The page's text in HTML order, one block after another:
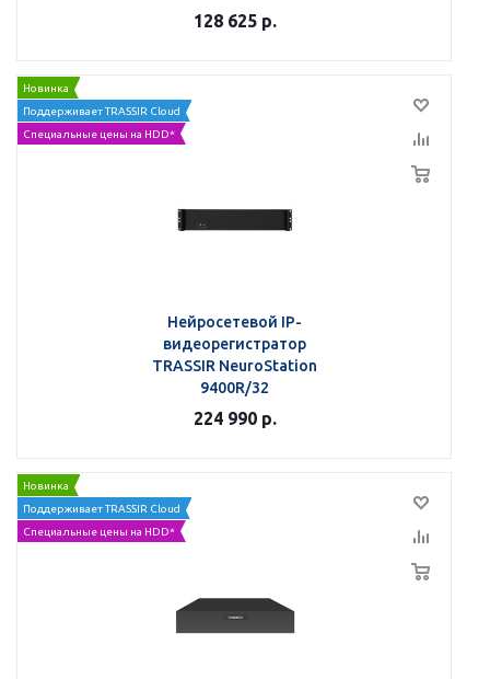
128 625р.
Новинка
Поддерживает TRASSIR Cloud
Специальные цены на HDD*
Нейросетевой IP-
видеорегистратор
TRASSIR NeuroStation
9400R/32
224 990р.
Новинка
Поддерживает TRASSIR Cloud
Специальные цены на HDD*